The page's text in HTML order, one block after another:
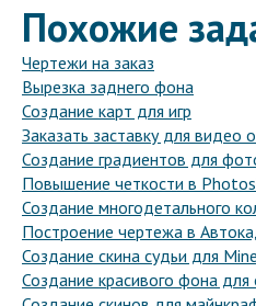
Похожие
Чертежи на заказ
Вырезка заднего фона
Создание карт для игр
Заказать заставку для видео
Создание градиентов для
Повышение четкости в
Создание многодетального
Построение чертежа в
Создание скина судьи для
Создание красивого фона для